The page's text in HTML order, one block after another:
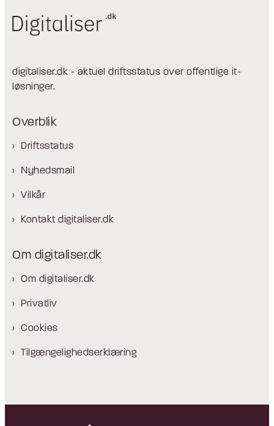
digitaliser.dk - aktuel driftsstatus over offentlige it-
løsninger.
Overblik
Driftsstatus
Nyhedsmail
Vilkår
Kontakt digitaliser.dk
Om digitaliser.dk
Om digitaliser.dk
Privatliv
Cookies
Tilgængelighedserklæring